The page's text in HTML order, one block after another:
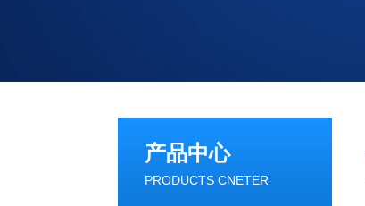
产品中心
PRODUCTS CNETER